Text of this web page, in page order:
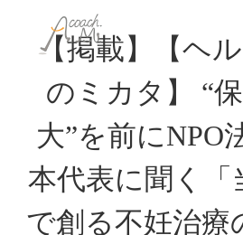
【掲載】【ヘ
のミカタ】 “
大”を前にNPO
本代表に聞く「
で創る不妊治療